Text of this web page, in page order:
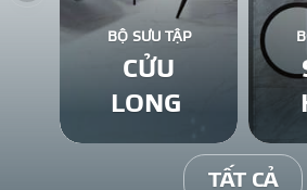
BỘ SƯU TẬP
CỬU
LONG
TẤT CẢ